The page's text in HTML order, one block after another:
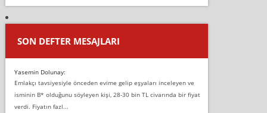
SON DEFTER MESAJLARI
Yasemin Dolunay:
Emlakçı tavsiyesiyle önceden evime gelip eşyaları inceleyen ve
isminin B* olduğunu söyleyen kişi, 28-30 bin TL civarında bir fiyat
verdi. Fiyatın fazl...